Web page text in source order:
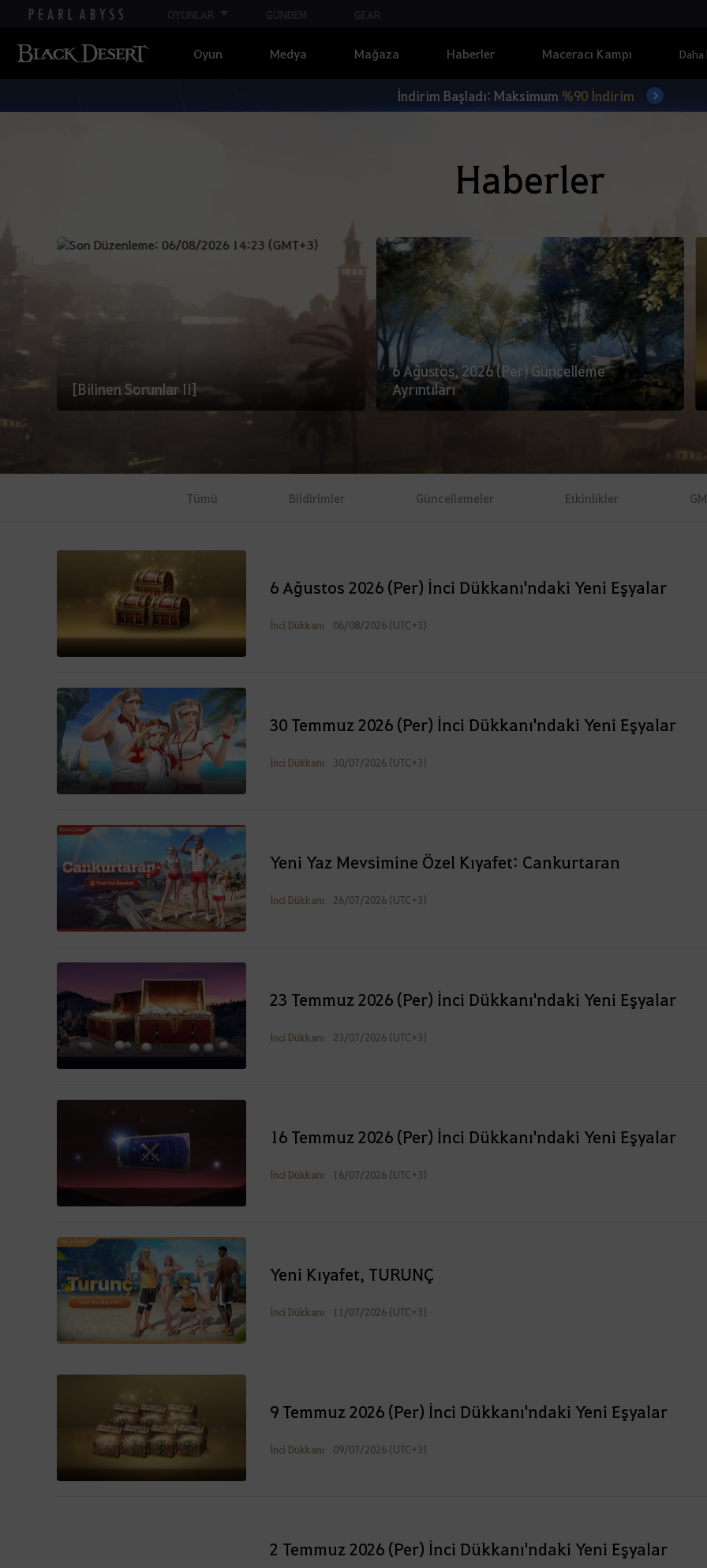
OYUNLAR GÜNDEM GEAR
Oyun Medya Mağaza Haberler Maceracı Kampı Daha
İndirim Başladı: Maksimum %90 İndirim
Haberler
[Bilinen Sorunlar II]
6 Ağustos, 2026 (Per) Güncelleme
Ayrıntıları
Tümü Bildirimler Güncellemeler Etkinlikler
6 Ağustos 2026 (Per) İnci Dükkanı'ndaki Yeni Eşyalar
İnci Dükkanı 06/08/2026 (UTC+3)
30 Temmuz 2026 (Per) İnci Dükkanı'ndaki Yeni Eşyalar
İnci Dükkanı 30/07/2026 (UTC+3)
Yeni Yaz Mevsimine Özel Kıyafet: Cankurtaran
İnci Dükkanı 26/07/2026 (UTC+3)
23 Temmuz 2026 (Per) İnci Dükkanı'ndaki Yeni Eşyalar
İnci Dükkanı 23/07/2026 (UTC+3)
16 Temmuz 2026 (Per) İnci Dükkanı'ndaki Yeni Eşyalar
İnci Dükkanı 16/07/2026 (UTC+3)
Yeni Kıyafet, TURUNÇ
İnci Dükkanı 11/07/2026 (UTC+3)
9 Temmuz 2026 (Per) İnci Dükkanı'ndaki Yeni Eşyalar
İnci Dükkanı 09/07/2026 (UTC+3)
2 Temmuz 2026 (Per) İnci Dükkanı'ndaki Yeni Eşyalar